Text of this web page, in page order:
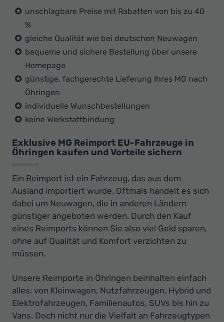
unschlagbare Preise mit Rabatten von bis zu 40
%
gleiche Qualität wie bei deutschen Neuwagen
bequeme und sichere Bestellung über unsere
Homepage
günstige, fachgerechte Lieferung Ihres MG nach
Öhringen
individuelle Wunschbestellungen
keine Werkstattbindung
Exklusive MG Reimport EU-Fahrzeuge in
Öhringen kaufen und Vorteile sichern
Ein Reimport ist ein Fahrzeug, das aus dem
Ausland importiert wurde. Oftmals handelt es sich
dabei um Neuwagen, die in anderen Ländern
günstiger angeboten werden. Durch den Kauf
eines Reimports können Sie also viel Geld sparen,
ohne auf Qualität und Komfort verzichten zu
müssen.
Unsere Reimporte in Öhringen beinhalten einfach
alles: von Kleinwagen, Nutzfahrzeugen, Hybrid und
Elektrofahrzeugen, Familienautos, SUVs bis hin zu
Vans. Doch nicht nur die Vielfalt an Fahrzeugtypen